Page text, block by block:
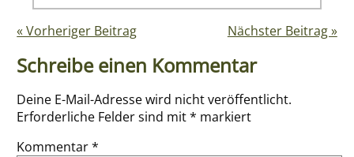
« Vorheriger Beitrag Nächster Beitrag »
Schreibe einen Kommentar
Deine E-Mail-Adresse wird nicht veröffentlicht.
Erforderliche Felder sind mit* markiert
Kommentar*